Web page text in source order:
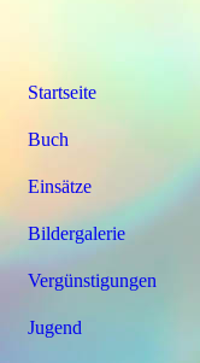
Startseite
Buch
Einsätze
Bildergalerie
Vergünstigungen
Jugend